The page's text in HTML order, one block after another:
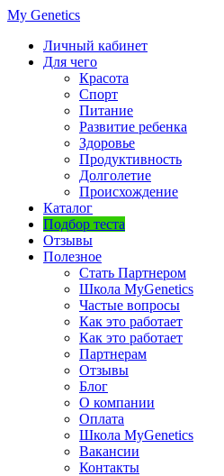
My Genetics
Личный кабинет
Для чего
Красота
Спорт
Питание
Развитие ребенка
Здоровье
Продуктивность
Долголетие
Происхождение
Каталог
Подбор теста
Отзывы
Полезное
Стать Партнером
Школа MyGenetics
Частые вопросы
Как это работает
Как это работает
Партнерам
Отзывы
Блог
О компании
Оплата
Школа MyGenetics
Вакансии
Контакты